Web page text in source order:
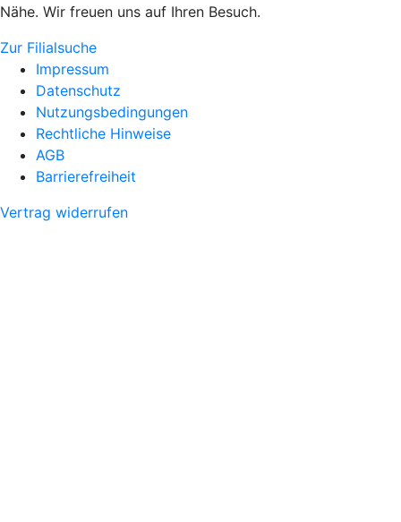
Nähe. Wir freuen uns auf Ihren Besuch.
Zur Filialsuche
Impressum
Datenschutz
Nutzungsbedingungen
Rechtliche Hinweise
AGB
Barrierefreiheit
Vertrag widerrufen